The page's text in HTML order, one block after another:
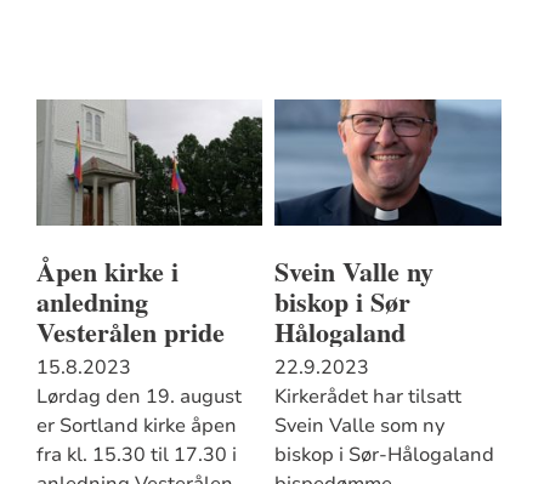
Åpen kirke i
anledning
Vesterålen pride
15.8.2023
Lørdag den 19. august
er Sortland kirke åpen
fra kl. 15.30 til 17.30 i
Svein Valle ny
biskop i Sør
Hålogaland
22.9.2023
Kirkerådet har tilsatt
Svein Valle som ny
biskop i Sør-Hålogaland